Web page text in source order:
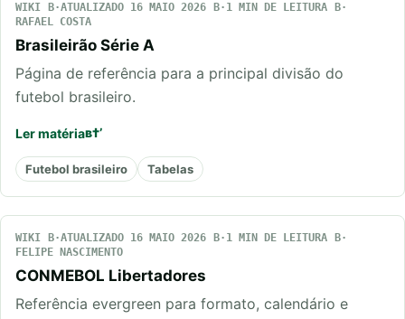
WIKI ATUALIZADO 16 MAIO 2026
1 MIN DE LEITURA
RAFAEL COSTA
Brasileirão Série A
Página de referência para a principal divisão do
futebol brasileiro.
Ler matéria
Futebol brasileiro Tabelas
WIKI ATUALIZADO 16 MAIO 2026
1 MIN DE LEITURA
FELIPE NASCIMENTO
CONMEBOL Libertadores
Referência evergreen para formato, calendário e